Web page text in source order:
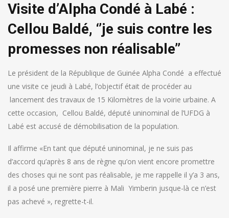
Visite d’Alpha Condé à Labé :
Cellou Baldé, ‘’je suis contre les
promesses non réalisable’’
Le président de la République de Guinée Alpha Condé a effectué
une visite ce jeudi à Labé, l’objectif était de procéder au
lancement des travaux de 15 Kilomètres de la voirie urbaine. A
cette occasion, Cellou Baldé, député uninominal de l’UFDG à
Labé est accusé de démobilisation de la population.
Il affirme «En tant que député uninominal, je ne suis pas
d’accord qu’après 8 ans de règne qu’on vient encore promettre
des choses qui ne sont pas réalisable, je me rappelle il y’a 3 ans,
il a posé une première pierre à Mali Yimberin jusque-là ce n’est
pas achevé », regrette-t-il.